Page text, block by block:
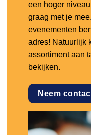
een hoger
graag met je
evenementen
adres! Natuurlijk
assortiment aan
bekijken.
Neem